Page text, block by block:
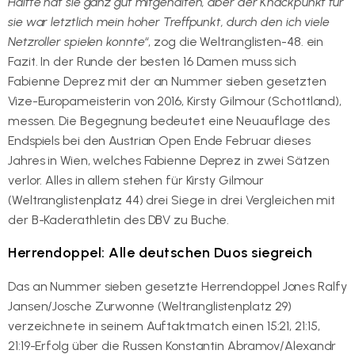
sie war letztlich mein hoher Treffpunkt, durch den ich viele
Netzroller spielen konnte“, zog die Weltranglisten-48. ein
Fazit. In der Runde der besten 16 Damen muss sich
Fabienne Deprez mit der an Nummer sieben gesetzten
Vize-Europameisterin von 2016, Kirsty Gilmour (Schottland),
messen. Die Begegnung bedeutet eine Neuauflage des
Endspiels bei den Austrian Open Ende Februar dieses
Jahres in Wien, welches Fabienne Deprez in zwei Sätzen
verlor. Alles in allem stehen für Kirsty Gilmour
(Weltranglistenplatz 44) drei Siege in drei Vergleichen mit
der B-Kaderathletin des DBV zu Buche.
Herrendoppel: Alle deutschen Duos siegreich
Das an Nummer sieben gesetzte Herrendoppel Jones Ralfy
Jansen/Josche Zurwonne (Weltranglistenplatz 29)
verzeichnete in seinem Auftaktmatch einen 15:21, 21:15,
21:19-Erfolg über die Russen Konstantin Abramov/Alexandr